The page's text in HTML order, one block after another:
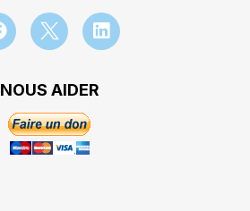
NOUS AIDER